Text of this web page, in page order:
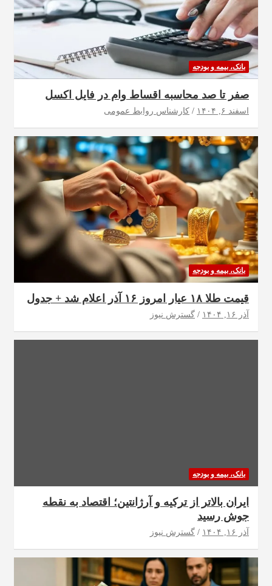
بانک، بیمه و بودجه
صفر تا صد محاسبه اقساط وام در فایل اکسل
اسفند ۶, ۱۴۰۴ کارشناس روابط عمومی
بانک، بیمه و بودجه
قیمت طلا ۱۸ عیار امروز ۱۶ آذر اعلام شد + جدول
آذر ۱۶, ۱۴۰۴ گسترش نیوز
بانک، بیمه و بودجه
ایران بالاتر از ترکیه و آرژانتین؛ اقتصاد به نقطه
جوش رسید
آذر ۱۶, ۱۴۰۴ گسترش نیوز